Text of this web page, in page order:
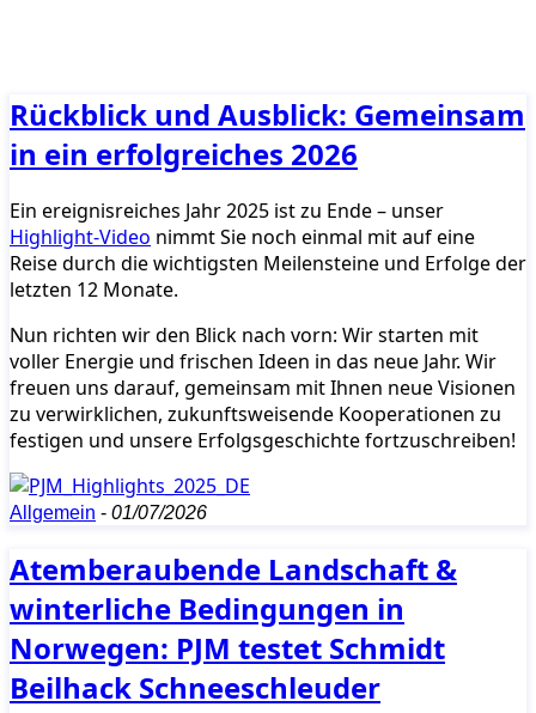
Rückblick und Ausblick: Gemeinsam
in ein erfolgreiches 2026
Ein ereignisreiches Jahr 2025 ist zu Ende – unser
Highlight-Video nimmt Sie noch einmal mit auf eine
Reise durch die wichtigsten Meilensteine und Erfolge der
letzten 12 Monate.
Nun richten wir den Blick nach vorn: Wir starten mit
voller Energie und frischen Ideen in das neue Jahr. Wir
freuen uns darauf, gemeinsam mit Ihnen neue Visionen
zu verwirklichen, zukunftsweisende Kooperationen zu
festigen und unsere Erfolgsgeschichte fortzuschreiben!
Allgemein - 01/07/2026
Atemberaubende Landschaft &
winterliche Bedingungen in
Norwegen: PJM testet Schmidt
Beilhack Schneeschleuder